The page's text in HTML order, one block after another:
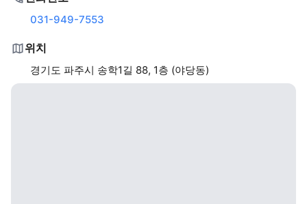
031-949-7553
위치
경기도 파주시 송학1길 88, 1층 (야당동)